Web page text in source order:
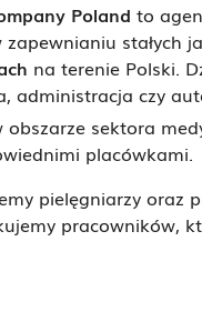
Poland to
zapewnianiu stałych
na terenie Polski.
administracja czy
obszarze sektora
placówkami.
pielęgniarzy oraz
pracowników,